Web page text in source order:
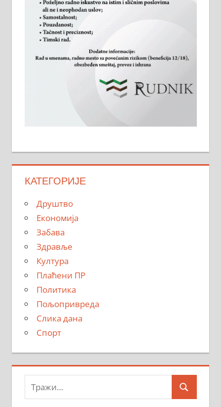
КАТЕГОРИЈЕ
Друштво
Економија
Забава
Здравље
Култура
Плаћени ПР
Политика
Пољопривреда
Слика дана
Спорт
Тражи:
Search